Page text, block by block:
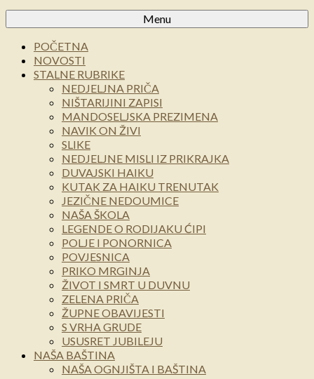
Menu
POČETNA
NOVOSTI
STALNE RUBRIKE
NEDJELJNA PRIČA
NIŠTARIJINI ZAPISI
MANDOSELJSKA PREZIMENA
NAVIK ON ŽIVI
SLIKE
NEDJELJNE MISLI IZ PRIKRAJKA
DUVAJSKI HAIKU
KUTAK ZA HAIKU TRENUTAK
JEZIČNE NEDOUMICE
NAŠA ŠKOLA
LEGENDE O RODIJAKU ĆIPI
POLJE I PONORNICA
POVJESNICA
PRIKO MRGINJA
ŽIVOT I SMRT U DUVNU
ZELENA PRIČA
ŽUPNE OBAVIJESTI
S VRHA GRUDE
USUSRET JUBILEJU
NAŠA BAŠTINA
NAŠA OGNJIŠTA I BAŠTINA